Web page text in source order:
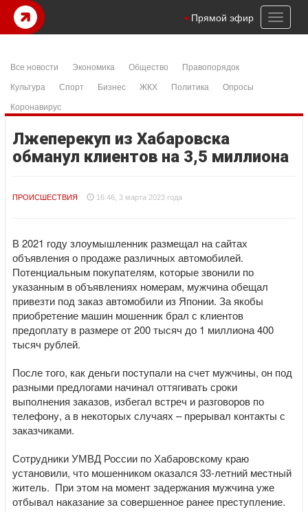
Toggle
Прямой эфир
Все новости Экономика Общество
Правопорядок
Культура
Спорт Бизнес ЖКХ Политика
Опросы
Коронавирус
Лжеперекуп из Хабаровска
обманул клиентов на 3,5 миллиона
ПРОИСШЕСТВИЯ 16:46, 3 марта 2023 года
В 2021 году злоумышленник размещал на сайтах
объявления о продаже различных автомобилей.
Потенциальным покупателям, которые звонили по
указанным в объявлениях номерам, мужчина обещал
привезти под заказ автомобили из Японии. За якобы
приобретение машин мошенник брал с клиентов
предоплату в размере от 200 тысяч до 1 миллиона 400
тысяч рублей.
После того, как деньги поступали на счет мужчины, он под
разными предлогами начинал оттягивать сроки
выполнения заказов, избегал встреч и разговоров по
телефону, а в некоторых случаях – прерывал контакты с
заказчиками.
Сотрудники УМВД России по Хабаровскому краю
установили, что мошенником оказался 33-летний местный
житель. При этом на момент задержания мужчина уже
отбывал наказание за совершенное ранее преступление.